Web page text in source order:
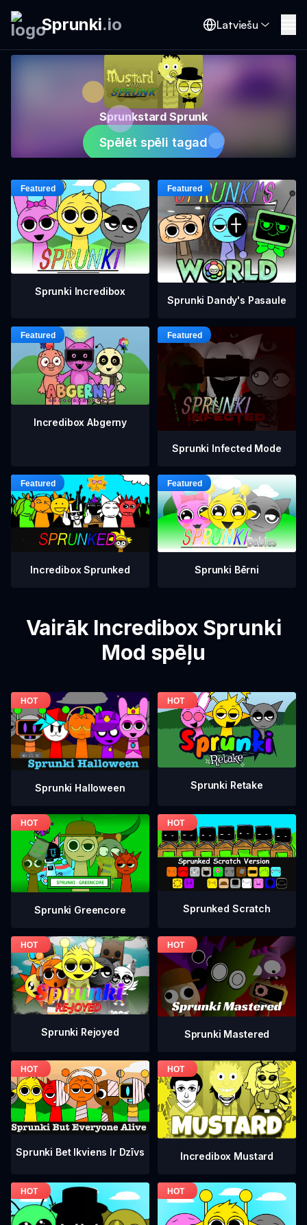
Sprunki.io Latviešu
Sprunkstard Sprunk
Spēlēt spēli tagad
Sprunki Incredibox
Sprunki Dandy's Pasaule
Incredibox Abgerny
Sprunki Infected Mode
Incredibox Sprunked Sprunki Bērni
Vairāk Incredibox Sprunki
Mod spēļu
Sprunki Halloween Sprunki Retake
Sprunki Greencore Sprunked Scratch
Sprunki Rejoyed Sprunki Mastered
Sprunki Bet Ikviens Ir Dzīvs Incredibox Mustard